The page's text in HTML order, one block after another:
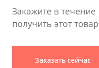
Закажите в течение
получить этот товар
Заказать сейчас